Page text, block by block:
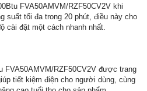
FVA50AMVM/RZF50CV2V khi
suất tối đa trong 20 phút, điều này cho
cài đặt một cách nhanh nhất.
FVA50AMVM/RZF50CV2V được trang
tiết kiệm điện cho người dùng, cùng